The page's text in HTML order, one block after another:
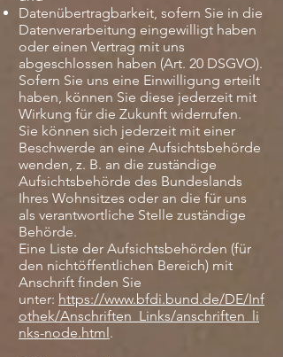
Datenübertragbarkeit, sofern Sie in die
Datenverarbeitung eingewilligt haben
oder einen Vertrag mit uns
abgeschlossen haben (Art. 20 DSGVO).
Sofern Sie uns eine Einwilligung erteilt
haben, können Sie diese jederzeit mit
Wirkung für die Zukunft widerrufen.
Sie können sich jederzeit mit einer
Beschwerde an eine Aufsichtsbehörde
wenden, z. B. an die zuständige
Aufsichtsbehörde des Bundeslands
Ihres Wohnsitzes oder an die für uns
als verantwortliche Stelle zuständige
Behörde.
Eine Liste der Aufsichtsbehörden (für
den nichtöffentlichen Bereich) mit
Anschrift finden Sie
unter: https://www.bfdi.bund.de/DE/Inf
othek/Anschriften_Links/anschriften_li
nks-node.html.